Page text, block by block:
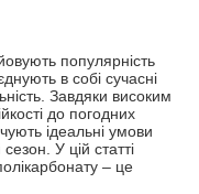
популярність
в собі сучасні
Завдяки високим
до погодних
ідеальні умови
У цій статті
– це